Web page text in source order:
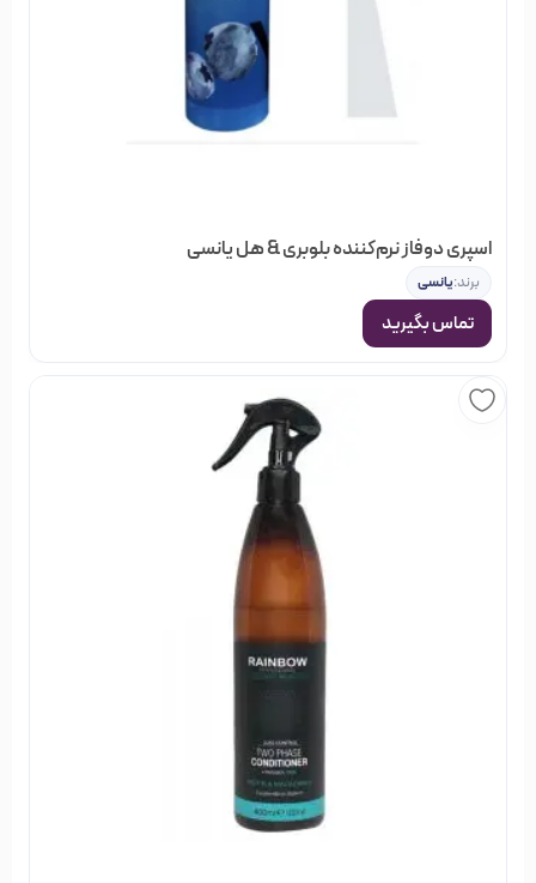
محصولات نیز قابل بازیافت و دوست‌دار طبیعت است. همه این‌ها
در کنار رایحه دلپذیری که حضور در طبیعتی بکر را برایمان تداعی
می‌کند باعث شده اوری استرند محصولات باکیفیت سالنی را با حس
برند اِوری استرند Every Strand فلسفه خاص به خود را دارد و
محصولاتش را با الهام گرفتن از طبیعت تولید می‌کنند.
با استفاده از مواد طبیعی و ارگانیک نیازهای حیاتی مو را رفع کرده و
به بانوان کمک می‌کند تا موهای سالم و زیبا داشته باشند. این برند
به تعهدات خود وفادار بوده و تمامی محصولات تولید شده توسط
Every Strand فاقد تست حیوانی هستند و همچنین عمده این
Strand با محصولات خود نیازهای انواع مختلف مو را رفع کرده و
طراوت و شادابی را به آن ها باز می گرداند.
خرید از فروشگاه اینترنتی خیابان منوچهری
خیابان منوچهری یک فروشگاه اینترنتی مختص لوازم آرایشی،
بهداشتی و محصولات سلامت مو است; که هدف خود را ارائه
بهترین اطلاعات و خدمات به شما عزیزان در زمینه خرید
مناسب‌ترین ملزومات آرایشی بنا کرده است. فرقی نمی‌کند کدام
محصول را انتخاب می‌کنید; با جست و جوی محصولات مورد نظر
اسپری دو‌فاز نرم‌کننده بلوبری & هل یانسی
برند:یانسی
تماس بگیرید